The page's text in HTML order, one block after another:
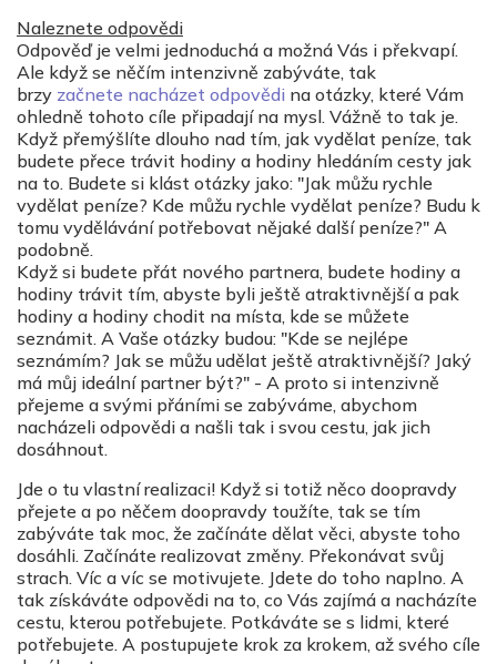
Naleznete odpovědi
Odpověď je velmi jednoduchá a možná Vás i překvapí.
Ale když se něčím intenzivně zabýváte, tak
brzy začnete nacházet odpovědi na otázky, které Vám
ohledně tohoto cíle připadají na mysl. Vážně to tak je.
Když přemýšlíte dlouho nad tím, jak vydělat peníze, tak
budete přece trávit hodiny a hodiny hledáním cesty jak
na to. Budete si klást otázky jako: "Jak můžu rychle
vydělat peníze? Kde můžu rychle vydělat peníze? Budu k
tomu vydělávání potřebovat nějaké další peníze?" A
podobně.
Když si budete přát nového partnera, budete hodiny a
hodiny trávit tím, abyste byli ještě atraktivnější a pak
hodiny a hodiny chodit na místa, kde se můžete
seznámit. A Vaše otázky budou: "Kde se nejlépe
seznámím? Jak se můžu udělat ještě atraktivnější? Jaký
má můj ideální partner být?" - A proto si intenzivně
přejeme a svými přáními se zabýváme, abychom
nacházeli odpovědi a našli tak i svou cestu, jak jich
dosáhnout.
Jde o tu vlastní realizaci! Když si totiž něco doopravdy
přejete a po něčem doopravdy toužíte, tak se tím
zabýváte tak moc, že začínáte dělat věci, abyste toho
dosáhli. Začínáte realizovat změny. Překonávat svůj
strach. Víc a víc se motivujete. Jdete do toho naplno. A
tak získáváte odpovědi na to, co Vás zajímá a nacházíte
cestu, kterou potřebujete. Potkáváte se s lidmi, které
potřebujete. A postupujete krok za krokem, až svého cíle